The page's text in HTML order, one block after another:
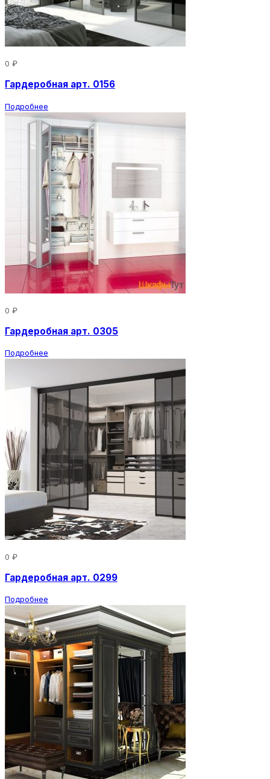
0 ₽
Гардеробная арт. 0156
Подробнее
0 ₽
Гардеробная арт. 0305
Подробнее
0 ₽
Гардеробная арт. 0299
Подробнее